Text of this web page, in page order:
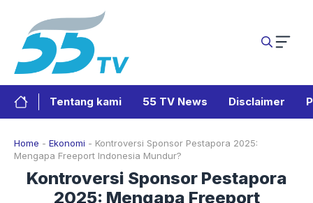
Tentang kami 55 TV News Disclaimer
Home - Ekonomi - Kontroversi Sponsor Pestapora 2025:
Mengapa Freeport Indonesia Mundur?
Kontroversi Sponsor Pestapora
2025: Mengapa Freeport